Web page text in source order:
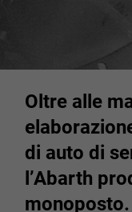
Oltre alle
di auto di
l’Abarth